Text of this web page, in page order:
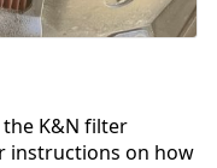
K&N filter
instructions on how